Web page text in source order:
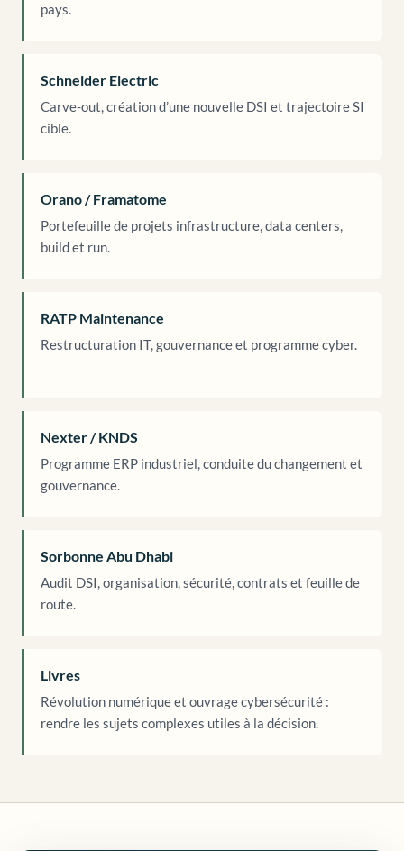
pays.
Schneider Electric
Carve-out, création d’une nouvelle DSI et trajectoire SI
cible.
Orano / Framatome
Portefeuille de projets infrastructure, data centers,
build et run.
RATP Maintenance
Restructuration IT, gouvernance et programme cyber.
Nexter / KNDS
Programme ERP industriel, conduite du changement et
gouvernance.
Sorbonne Abu Dhabi
Audit DSI, organisation, sécurité, contrats et feuille de
route.
Livres
Révolution numérique et ouvrage cybersécurité :
rendre les sujets complexes utiles à la décision.